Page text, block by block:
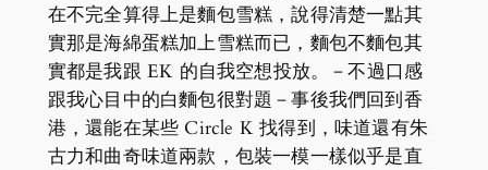
在不完全算得上是麵包雪糕，說得清楚一點其
實那是海綿蛋糕加上雪糕而已，麵包不麵包其
實都是我跟 EK 的自我空想投放。－不過口感
跟我心目中的白麵包很對題－事後我們回到香
港，還能在某些 Circle K 找得到，味道還有朱
古力和曲奇味道兩款，包裝一模一樣似乎是直